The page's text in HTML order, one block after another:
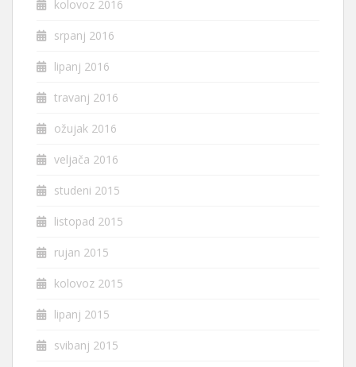
kolovoz 2016
srpanj 2016
lipanj 2016
travanj 2016
ožujak 2016
veljača 2016
studeni 2015
listopad 2015
rujan 2015
kolovoz 2015
lipanj 2015
svibanj 2015